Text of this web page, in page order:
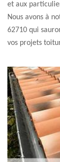
et aux
Nous avons à
62710 qui
vos projets